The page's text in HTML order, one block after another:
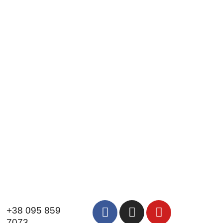
+38 095 859